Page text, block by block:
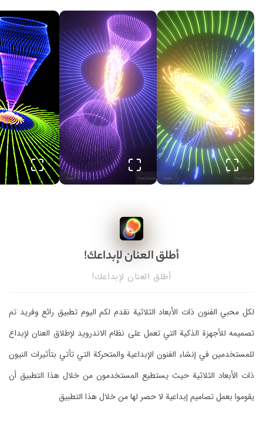
أطلق العنان لإبداعك!
أطلق العنان لإبداعك!
لكل محبي الفنون ذات الأبعاد الثلاثية نقدم لكم اليوم تطبيق رائع وفريد تم
تصميمه للأجهزة الذكية التي تعمل على نظام الاندرويد لإطلاق العنان لإبداع
للمستخدمين في إنشاء الفنون الإبداعية والمتحركة التي تأتي بتأثيرات النيون
ذات الأبعاد الثلاثية حيث يستطيع المستخدمون من خلال هذا التطبيق أن
يقوموا بعمل تصاميم إبداعية لا حصر لها من خلال هذا التطبيق